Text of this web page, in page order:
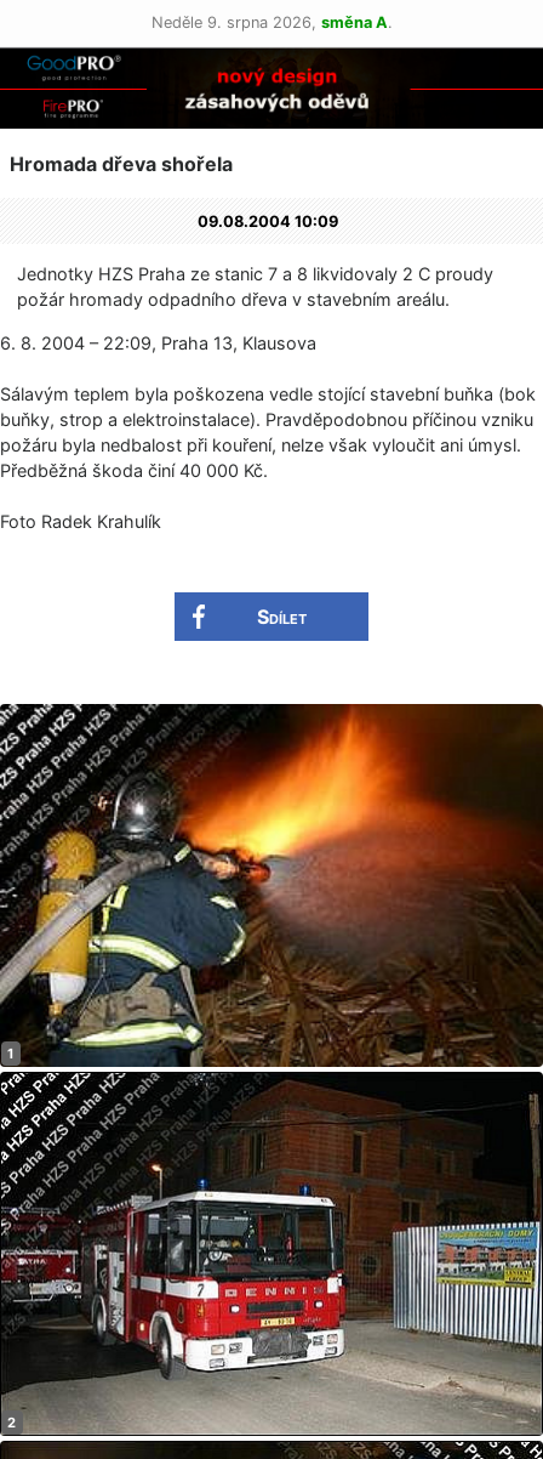
Neděle 9. srpna 2026, směna A.
Hromada dřeva shořela
09.08.2004 10:09
Jednotky HZS Praha ze stanic 7 a 8 likvidovaly 2 C proudy
požár hromady odpadního dřeva v stavebním areálu.
6. 8. 2004 – 22:09, Praha 13, Klausova
Sálavým teplem byla poškozena vedle stojící stavební buňka (bok
buňky, strop a elektroinstalace). Pravděpodobnou příčinou vzniku
požáru byla nedbalost při kouření, nelze však vyloučit ani úmysl.
Předběžná škoda činí 40 000 Kč.
Foto Radek Krahulík
Sdílet